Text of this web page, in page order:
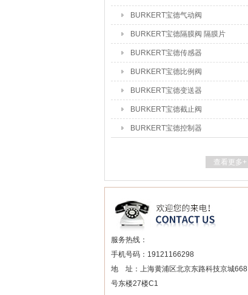
BURKERT宝德气动阀
BURKERT宝德隔膜阀 隔膜片
BURKERT宝德传感器
BURKERT宝德比例阀
BURKERT宝德变送器
BURKERT宝德截止阀
BURKERT宝德控制器
查看更多+
服务热线：
手机号码：19121166298
地 址：上海黄浦区北京东路科技京城668
号东楼27楼C1